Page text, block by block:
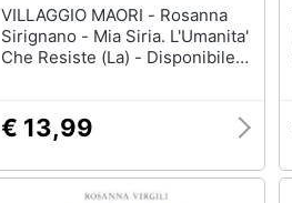
VILLAGGIO MAORI - Rosanna
Sirignano - Mia Siria. L'Umanita'
Che Resiste (La) - Disponibile
€ 13,99